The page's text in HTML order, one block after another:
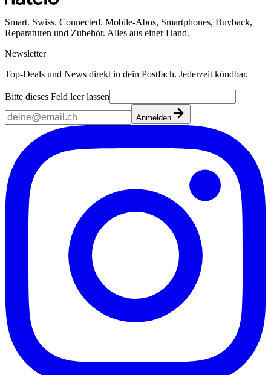
Smart. Swiss. Connected. Mobile-Abos, Smartphones, Buyback,
Reparaturen und Zubehör. Alles aus einer Hand.
Newsletter
Top-Deals und News direkt in dein Postfach. Jederzeit kündbar.
Bitte dieses Feld leer lassen
Anmelden